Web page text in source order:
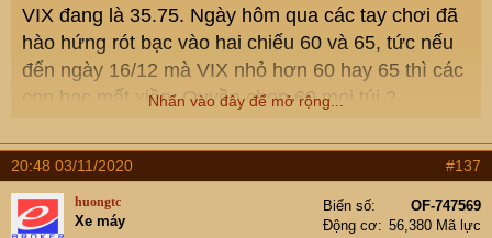
VIX đang là 35.75. Ngày hôm qua các tay chơi đã
hào hứng rót bạc vào hai chiếu 60 và 65, tức nếu
đến ngày 16/12 mà VIX nhỏ hơn 60 hay 65 thì các
con bạc mất xiền. Quyền chọn 60 moi túi 2
trump/hơp đồng.
Và ngày hôm qua có 36k hợp đồng mới với quyền
Nhấn vào đây để mở rộng...
20:48 03/11/2020 #137
huongtc
Xe máy
Biển số
OF-747569
Động cơ
56,380 Mã lực